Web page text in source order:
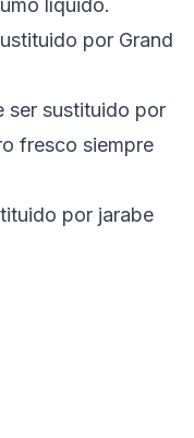
líquido.
por Grand
ser sustituido por
fresco siempre
por jarabe